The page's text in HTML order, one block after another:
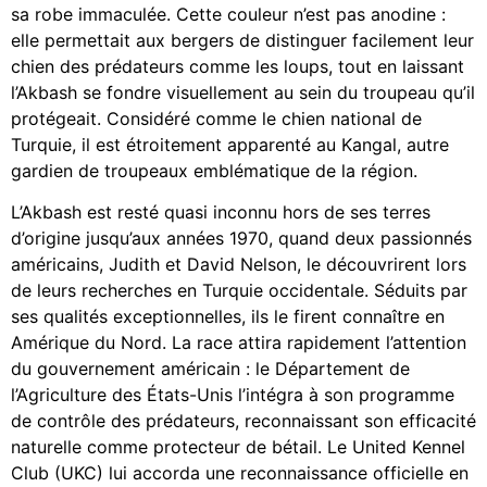
sa robe immaculée. Cette couleur n’est pas anodine :
elle permettait aux bergers de distinguer facilement leur
chien des prédateurs comme les loups, tout en laissant
l’Akbash se fondre visuellement au sein du troupeau qu’il
protégeait. Considéré comme le chien national de
Turquie, il est étroitement apparenté au Kangal, autre
gardien de troupeaux emblématique de la région.
L’Akbash est resté quasi inconnu hors de ses terres
d’origine jusqu’aux années 1970, quand deux passionnés
américains, Judith et David Nelson, le découvrirent lors
de leurs recherches en Turquie occidentale. Séduits par
ses qualités exceptionnelles, ils le firent connaître en
Amérique du Nord. La race attira rapidement l’attention
du gouvernement américain : le Département de
l’Agriculture des États-Unis l’intégra à son programme
de contrôle des prédateurs, reconnaissant son efficacité
naturelle comme protecteur de bétail. Le United Kennel
Club (UKC) lui accorda une reconnaissance officielle en